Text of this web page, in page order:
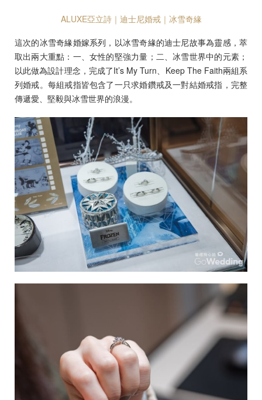
ALUXE亞立詩｜迪士尼婚戒｜冰雪奇緣
這次的冰雪奇緣婚嫁系列，以冰雪奇緣的迪士尼故事為靈感，萃
取出兩大重點：一、女性的堅強力量；二、冰雪世界中的元素；
以此做為設計理念，完成了It’s My Turn、Keep The Faith兩組系
列婚戒。每組戒指皆包含了一只求婚鑽戒及一對結婚戒指，完整
傳遞愛、堅毅與冰雪世界的浪漫。